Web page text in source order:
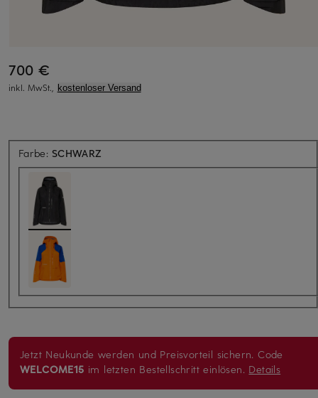
700 €
inkl. MwSt., kostenloser Versand
Farbe: SCHWARZ
Jetzt Neukunde werden und Preisvorteil sichern. Code
WELCOME15 im letzten Bestellschritt einlösen. Details